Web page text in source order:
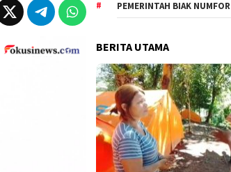
PEMERINTAH BIAK NUMFOR
BERITA UTAMA